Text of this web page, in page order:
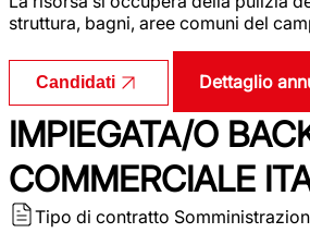
struttura, bagni, aree comuni del
Candidati Dettaglio
IMPIEGATA/O
COMMERCIALE
Tipo di contratto